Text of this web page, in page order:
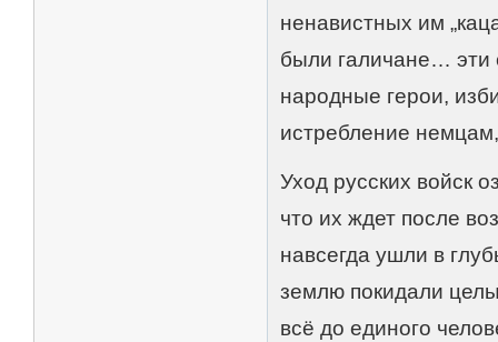
ненавистных им
были галичане… эти
народные герои,
истребление
Уход русских войск
что их ждет после
навсегда ушли в
землю покидали
всё до единого